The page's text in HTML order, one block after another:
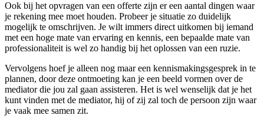
Ook bij het opvragen van een offerte zijn er een aantal dingen waar
je rekening mee moet houden. Probeer je situatie zo duidelijk
mogelijk te omschrijven. Je wilt immers direct uitkomen bij iemand
met een hoge mate van ervaring en kennis, een bepaalde mate van
professionaliteit is wel zo handig bij het oplossen van een ruzie.
Vervolgens hoef je alleen nog maar een kennismakingsgesprek in te
plannen, door deze ontmoeting kan je een beeld vormen over de
mediator die jou zal gaan assisteren. Het is wel wenselijk dat je het
kunt vinden met de mediator, hij of zij zal toch de persoon zijn waar
je vaak mee samen zit.